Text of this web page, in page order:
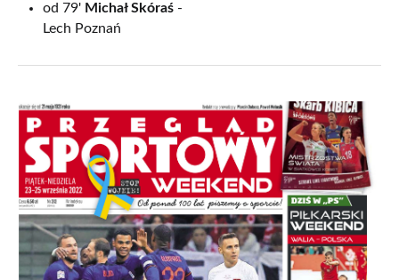
od 79' Michał Skóraś -
Lech Poznań